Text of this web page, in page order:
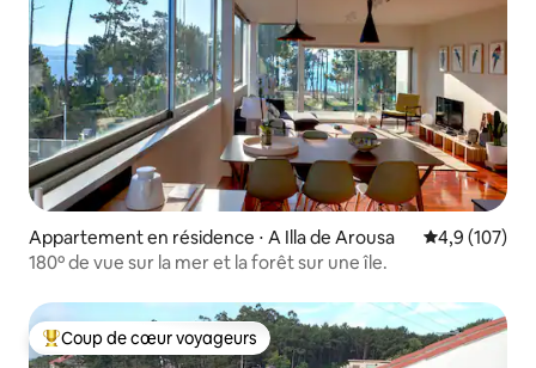
Appartement en résidence ⋅ A Illa de Arousa Évaluation
4,9 (107)
180º de vue sur la mer et la forêt sur une île.
Coups de cœur voyageurs les plus appréciés
Coup de cœur voyageurs